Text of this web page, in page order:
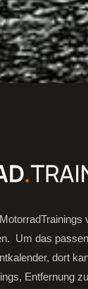
Um das
dort
Entfernung